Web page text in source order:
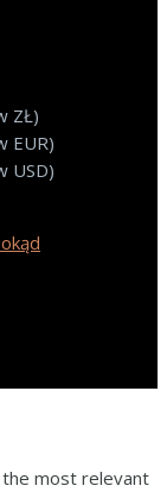
ZŁ)
EUR)
USD)
most relevant